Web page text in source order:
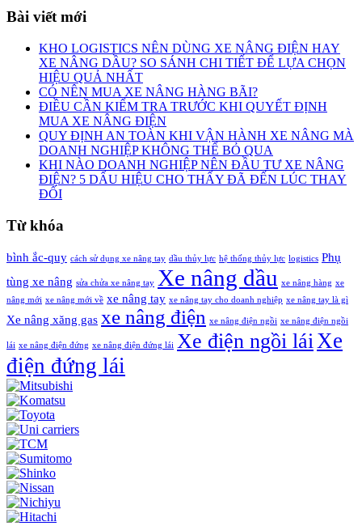
Bài viết mới
KHO LOGISTICS NÊN DÙNG XE NÂNG ĐIỆN HAY
XE NÂNG DẦU? SO SÁNH CHI TIẾT ĐỂ LỰA CHỌN
HIỆU QUẢ NHẤT
CÓ NÊN MUA XE NÂNG HÀNG BÃI?
ĐIỀU CẦN KIỂM TRA TRƯỚC KHI QUYẾT ĐỊNH
MUA XE NÂNG ĐIỆN
QUY ĐỊNH AN TOÀN KHI VẬN HÀNH XE NÂNG MÀ
DOANH NGHIỆP KHÔNG THỂ BỎ QUA
KHI NÀO DOANH NGHIỆP NÊN ĐẦU TƯ XE NÂNG
ĐIỆN? 5 DẤU HIỆU CHO THẤY ĐÃ ĐẾN LÚC THAY
ĐỔI
Từ khóa
bình ắc-quy cách sử dụng xe nâng tay dầu thủy lực hệ thống thủy lực logistics Phụ
tùng xe nâng sửa chửa xe nâng tay Xe nâng dầu xe nâng hàng xe
nâng mới xe nâng mới về xe nâng tay xe nâng tay cho doanh nghiệp xe nâng tay là gì
Xe nâng xăng gas xe nâng điện xe nâng điện ngồi xe nâng điện ngồi
lái xe nâng điện đứng xe nâng điện đứng lái Xe điện ngồi lái Xe
điện đứng lái